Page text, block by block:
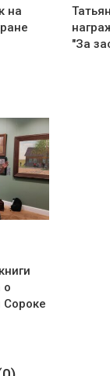
на
"За
о
Сороке